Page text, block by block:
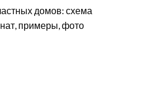
домов: схема
примеры, фото